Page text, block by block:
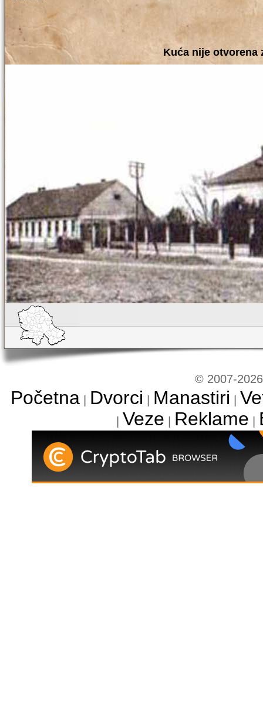
Kuća nije otvorena
© 2007-
Početna| Dvorci Manastiri
Veze Reklame